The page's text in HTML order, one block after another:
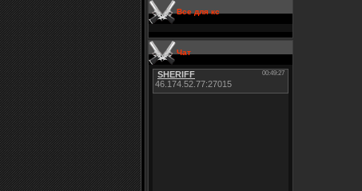
Все для кс
Чат